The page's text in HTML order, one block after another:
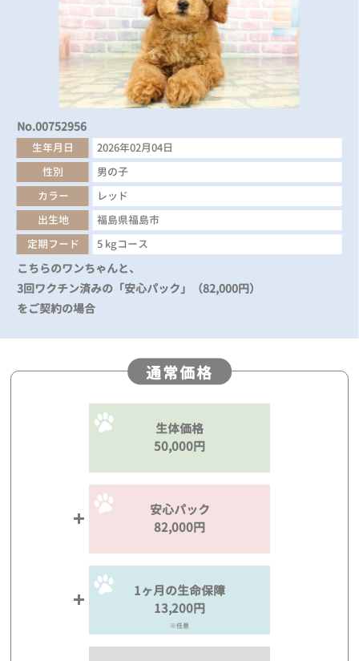
No.00752956
生年月日
2026年02月04日
性別
男の子
カラー
レッド
出生地
福島県福島市
定期フード
5 kgコース
こちらのワンちゃんと、
3回ワクチン済みの「安心パック」（82,000円）
をご契約の場合
通常価格
生体価格
50,000円
安心パック
82,000円
1ヶ月の生命保障
13,200円
※任意